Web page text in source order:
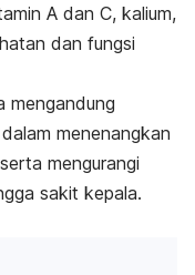
A dan C, kalium,
dan fungsi
mengandung
menenangkan
mengurangi
sakit kepala.